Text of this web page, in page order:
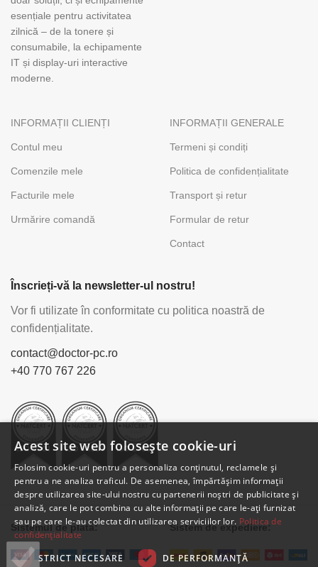
esențiale pentru activitatea
zilnică – de la tonere și
consumabile, la echipamente
IT și display-uri interactive
moderne.
INFORMAȚII CLIENȚI
Contul meu
Comenzile mele
Facturile mele
Urmărire comandă
INFORMAȚII GENERALE
Termeni și condiți
Politica de confidențialitate
Transport și retur
Formular de retur
Contact
Înscrieți-vă la newsletter-ul nostru!
Vor fi utilizate în conformitate cu politica noastră de
confidențialitate.
contact@doctor-pc.ro
+40 770 767 226
Sistemul de plată: Sistem de expediere:
Acest site web folosește cookie-uri
Folosim cookie-uri pentru a personaliza conținutul, reclamele și
pentru a ne analiza traficul. De asemenea, împărtășim informații
despre utilizarea site-ului nostru cu partenerii noștri de publicitate și
analiză, care le pot combina cu alte informații pe care le-ați furnizat
sau pe care le-au colectat din utilizarea serviciilor lor. Politica de
confidențialitate
STRICT NECESARE
DE PERFORMANȚĂ